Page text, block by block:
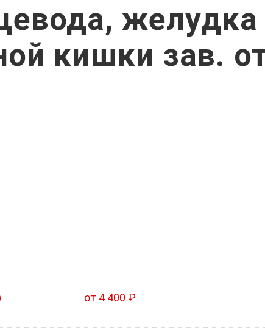
желудка
кишки зав.
от 4 400 ₽